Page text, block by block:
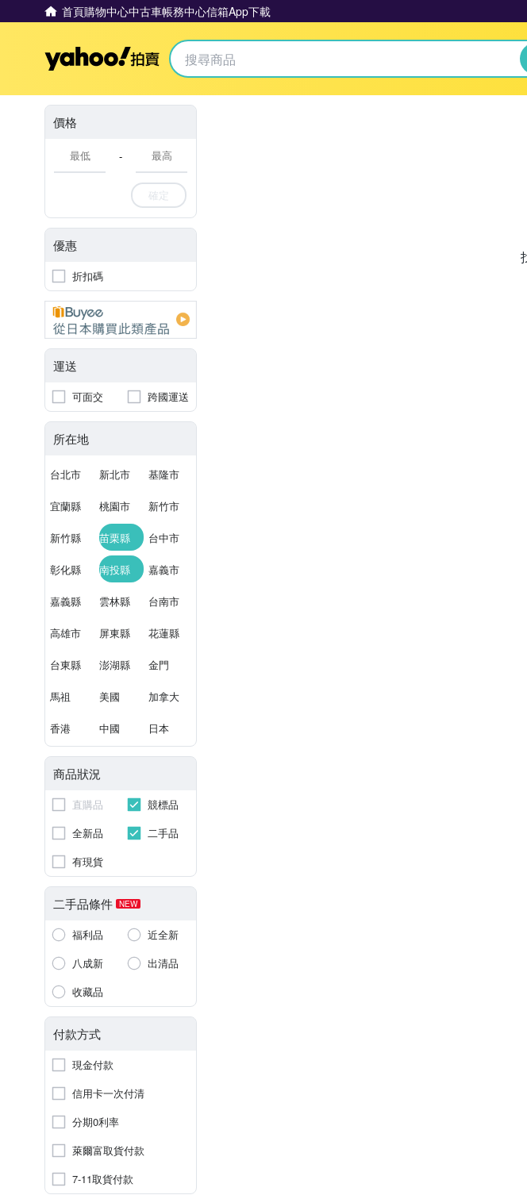
首頁購物中心中古車帳務中心信箱App下載
Yahoo拍賣
價格
-
確定
優惠
折扣碼
運送
可面交 跨國運送
所在地
台北市 新北市 基隆市
宜蘭縣 桃園市 新竹市
新竹縣 苗栗縣 台中市
彰化縣 南投縣 嘉義市
嘉義縣 雲林縣 台南市
高雄市 屏東縣 花蓮縣
台東縣 澎湖縣 金門
馬祖 美國 加拿大
香港 中國 日本
商品狀況
直購品
競標品
全新品
二手品
有現貨
二手品條件 NEW
福利品
近全新
八成新
出清品
收藏品
付款方式
現金付款
信用卡一次付清
分期0利率
萊爾富取貨付款
7-11取貨付款